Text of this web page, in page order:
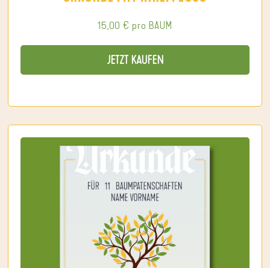
15,00€ pro BAUM
JETZT KAUFEN